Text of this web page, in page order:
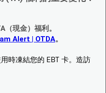
現金）福利。
Alert | OTDA。
時凍結您的 EBT 卡。造訪